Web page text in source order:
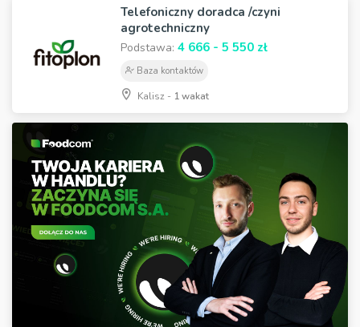
Telefoniczny doradca /czyni
agrotechniczny
Podstawa: 4 666 - 5 550 zł
Baza kontaktów
Kalisz - 1 wakat